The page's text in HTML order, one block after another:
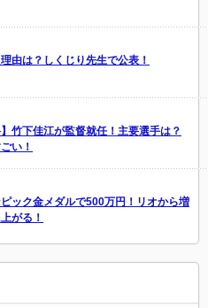
由は？しくじり先生で公表！
竹下佳江が監督就任！主要選手は？
い！
ピック金メダルで500万円！リオから増
がる！